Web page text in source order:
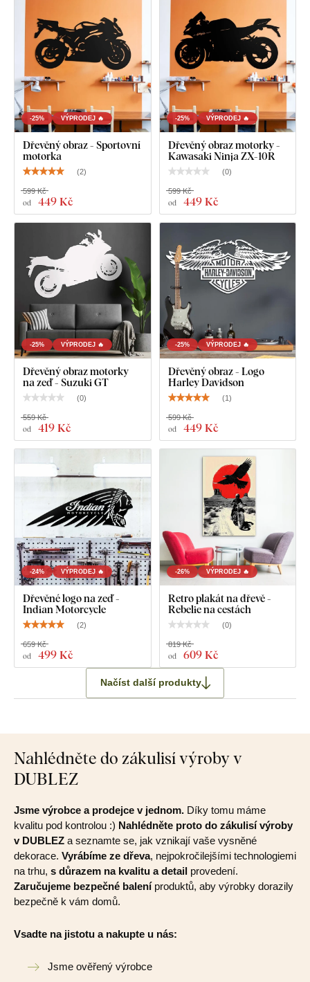
Deska splňujeevropský emisní standard E1 – je bezpečná a
vhodná do interiéru(včetně dětského pokoje).
Co najdete v balení?
Originální dárek pro motorkáře - Obraz motorka
-25% VÝPRODEJ 🔥
Dřevěný obraz - Sportovní
motorka
(2)
od 449 Kč
599 Kč
-25% VÝPRODEJ 🔥
Dřevěný obraz motorky -
Kawasaki Ninja ZX-10R
(0)
od 449 Kč
599 Kč
-25% VÝPRODEJ 🔥
Dřevěný obraz motorky
na zeď - Suzuki GT
(0)
od 419 Kč
559 Kč
-25% VÝPRODEJ 🔥
Dřevěný obraz - Logo
Harley Davidson
(1 )
od 449 Kč
599 Kč
-24% VÝPRODEJ 🔥
Dřevěné logo na zeď -
Indian Motorcycle
(2)
od 499 Kč
659 Kč
-26% VÝPRODEJ 🔥
Retro plakát na dřevě -
Rebelie na cestách
(0)
od 609 Kč
819 Kč
Načíst další produkty
Nahlédněte do zákulisí výroby v
DUBLEZ
Jsme výrobce a prodejce v jednom. Díky tomu máme
kvalitu pod kontrolou :) Nahlédněte proto do zákulisí výroby
v DUBLEZ a seznamte se, jak vznikají vaše vysněné
dekorace. Vyrábíme ze dřeva, nejpokročilejšími technologiemi
na trhu, s důrazem na kvalitu a detail provedení.
Zaručujeme bezpečné baleníproduktů, aby výrobky dorazily
bezpečně k vám domů.
Vsadte na jistotu a nakupte u nás:
Jsme ověřený výrobce